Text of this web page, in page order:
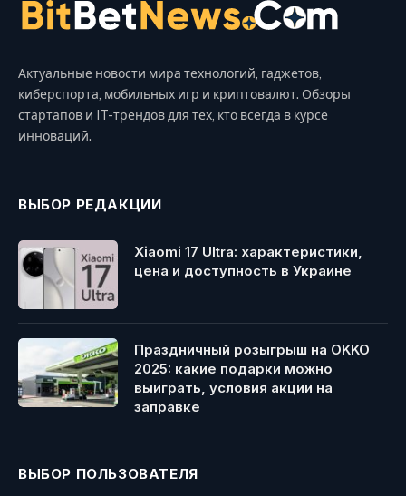
Актуальные новости мира технологий, гаджетов,
киберспорта, мобильных игр и криптовалют. Обзоры
стартапов и IT-трендов для тех, кто всегда в курсе
инноваций.
ВЫБОР РЕДАКЦИИ
Xiaomi 17 Ultra: характеристики,
цена и доступность в Украине
Праздничный розыгрыш на OKKO
2025: какие подарки можно
выиграть, условия акции на
заправке
ВЫБОР ПОЛЬЗОВАТЕЛЯ